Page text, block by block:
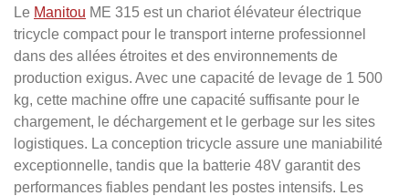
Le Manitou ME 315 est un chariot élévateur électrique
tricycle compact pour le transport interne professionnel
dans des allées étroites et des environnements de
production exigus. Avec une capacité de levage de 1 500
kg, cette machine offre une capacité suffisante pour le
chargement, le déchargement et le gerbage sur les sites
logistiques. La conception tricycle assure une maniabilité
exceptionnelle, tandis que la batterie 48V garantit des
performances fiables pendant les postes intensifs. Les